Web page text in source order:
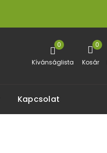
0
Kívánságlista
0
Kosár
Kapcsolat